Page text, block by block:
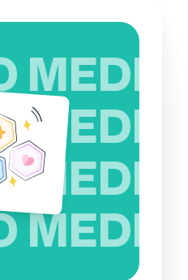
MEDIO
MEDIO
MEDIO
MEDIO